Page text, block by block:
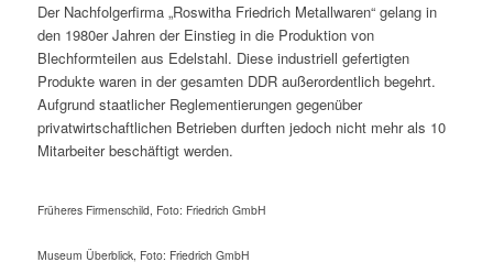
Der Nachfolgerfirma „Roswitha Friedrich Metallwaren“ gelang in
den 1980er Jahren der Einstieg in die Produktion von
Blechformteilen aus Edelstahl. Diese industriell gefertigten
Produkte waren in der gesamten DDR außerordentlich begehrt.
Aufgrund staatlicher Reglementierungen gegenüber
privatwirtschaftlichen Betrieben durften jedoch nicht mehr als 10
Mitarbeiter beschäftigt werden.
Früheres Firmenschild, Foto: Friedrich GmbH
Museum Überblick, Foto: Friedrich GmbH